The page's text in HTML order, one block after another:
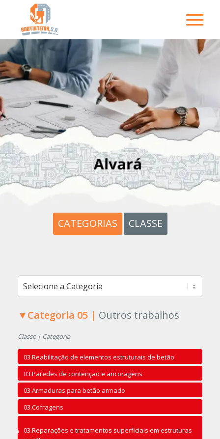
CATEGORIAS CLASSE
▼Categoria 05 | Outros trabalhos
Classe | Categoria
03.Reabilitação de elementos estruturais de betão
03.Paredes de contenção e ancoragens
03.Armaduras para betão armado
03.Cofragens
03.Reparações e tratamentos superficiais em estruturas